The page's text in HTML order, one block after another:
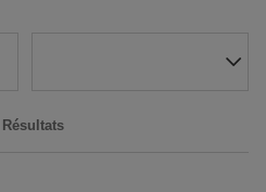
Résultats